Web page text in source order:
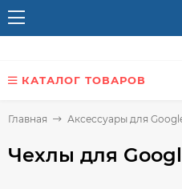
КАТАЛОГ ТОВАРОВ
Главная Аксессуары для
Чехлы для